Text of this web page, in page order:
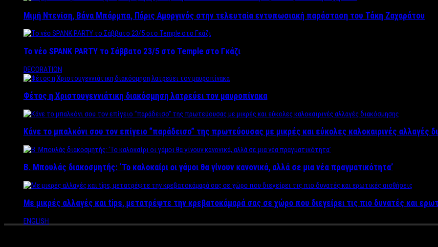
Μιμή Ντενίση, Βάνα Μπάρμπα, Πάρις Αμοργινός στην τελευταία εντυπωσιακή παράσταση του Τάκη Ζαχαράτου
Το νέο SPANK PARTY το Σάββατο 23/5 στο Temple στο Γκάζι
DECORATION
Φέτος η Χριστουγεννιάτικη διακόσμηση λατρεύει τον μαυροπίνακα
Κάνε το μπαλκόνι σου τον επίγειο “παράδεισο” της πρωτεύουσας με μικρές και εύκολες καλοκαιρινές αλλαγές
Β. Μπουλάς διακοσμητής: ‘Το καλοκαίρι οι γάμοι θα γίνουν κανονικά, αλλά σε μια νέα πραγματικότητα’
Με μικρές αλλαγές και tips, μετατρέψτε την κρεβατοκάμαρά σας σε χώρο που διεγείρει τις πιο δυνατές και
ENGLISH